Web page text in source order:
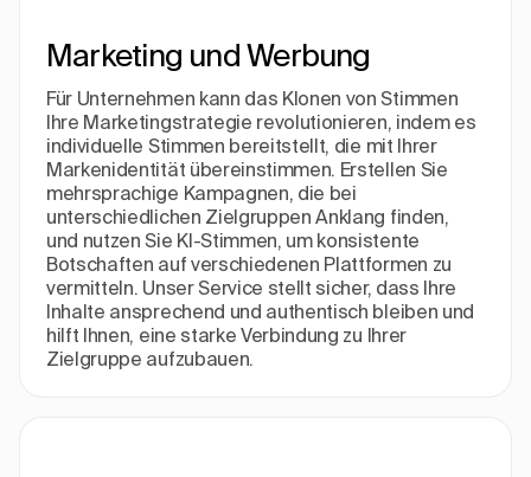
Marketing und Werbung
Für Unternehmen kann das Klonen von Stimmen
Ihre Marketingstrategie revolutionieren, indem es
individuelle Stimmen bereitstellt, die mit Ihrer
Markenidentität übereinstimmen. Erstellen Sie
mehrsprachige Kampagnen, die bei
unterschiedlichen Zielgruppen Anklang finden,
und nutzen Sie KI-Stimmen, um konsistente
Botschaften auf verschiedenen Plattformen zu
vermitteln. Unser Service stellt sicher, dass Ihre
Inhalte ansprechend und authentisch bleiben und
hilft Ihnen, eine starke Verbindung zu Ihrer
Zielgruppe aufzubauen.